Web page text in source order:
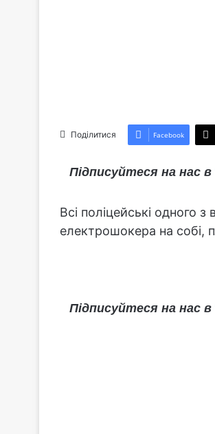
Поділитися Facebook
Підписуйтеся на нас в
Всі поліцейські одного з
електрошокера на собі,
Підписуйтеся на нас в